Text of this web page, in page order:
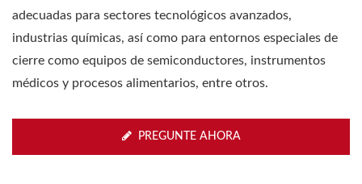
adecuadas para sectores tecnológicos avanzados,
industrias químicas, así como para entornos especiales de
cierre como equipos de semiconductores, instrumentos
médicos y procesos alimentarios, entre otros.
PREGUNTE AHORA